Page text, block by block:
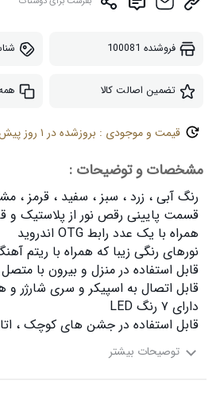
فروشنده 100081
تضمین اصالت کالا
قیمت و موجودی : بروزشده در ۱ روز پیش!
مشخصات و توضیحات :
قابل استفاده در جشن های کوچک ،